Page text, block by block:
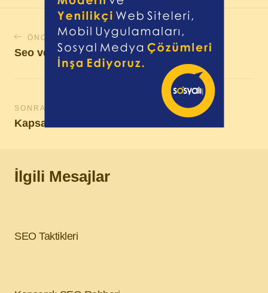
ÖNCEKI OKUMA
Seo ve Kullanıcı Deneyimi
SONRAKI OKUMA
Kapsamlı SEO Rehberi
İlgili Mesajlar
SEO Taktikleri